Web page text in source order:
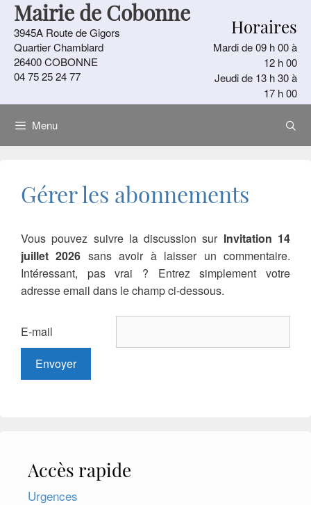
Aller
contenu
Mairie de Cobonne
3945A Route de Gigors
Quartier Chamblard
26400 COBONNE
04 75 25 24 77
Horaires
Mardi de 09 h 00 à
12 h 00
Jeudi de 13 h 30 à
17 h 00
Menu
Gérer les abonnements
Vous pouvez suivre la discussion sur Invitation 14
juillet 2026 sans avoir à laisser un commentaire.
Intéressant, pas vrai ? Entrez simplement votre
adresse email dans le champ ci-dessous.
E-mail
Accès rapide
Urgences